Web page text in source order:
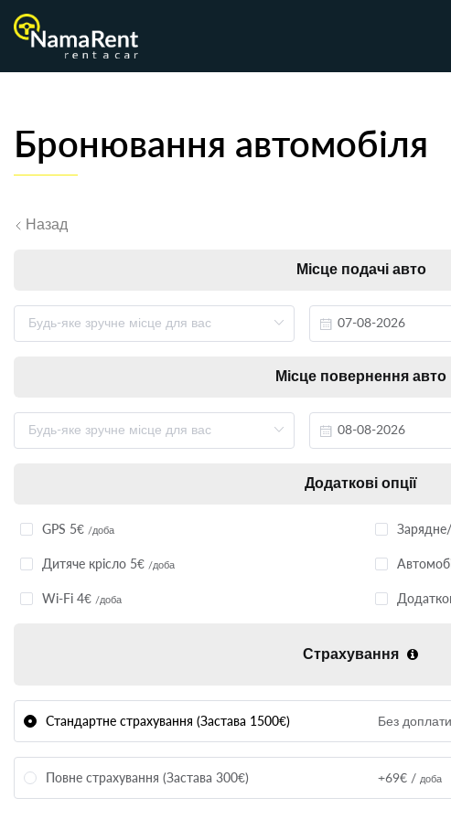
Бронювання автомобіля
Назад
Місце подачі авто
Місце повернення авто
Додаткові опції
GPS 5€ /доба
Дитяче крісло 5€ /доба
Wi-Fi 4€ /доба
Страхування
Стандартне страхування (Застава 1500€) Без доплати
Повне страхування (Застава 300€) +69€ / доба